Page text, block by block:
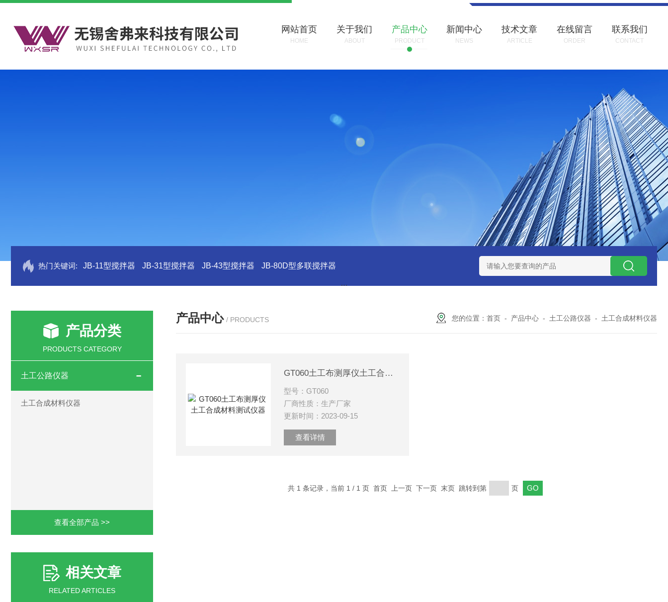
网站首页
HOME
关于我们
ABOUT
产品中心
PRODUCT
新闻中心
NEWS
技术文章
ARTICLE
在线留言
ORDER
联系我们
CONTACT
热门关键词: JB-11型搅拌器 JB-31型搅拌器 JB-43型搅拌器 JB-80D型多联搅拌器 JB-41T型加热搅拌器 加热搅拌器 JB-43TP型加热搅拌器
产品分类
PRODUCTS CATEGORY
土工公路仪器
土工合成材料仪器
查看全部产品 >>
相关文章
RELATED ARTICLES
产品中心 / PRODUCTS 您的位置： 首页 - 产品中心 - 土工公路仪器 - 土工合成材料仪器
GT060土工布测厚仪土工合成材料测试仪器
型号：GT060
厂商性质：生产厂家
更新时间：2023-09-15
查看详情
共 1 条记录，当前 1 / 1 页 首页 上一页 下一页 末页 跳转到第 页